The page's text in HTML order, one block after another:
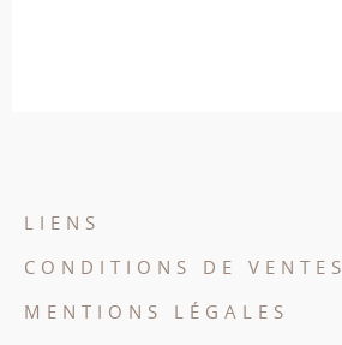
LIENS
CONDITIONS DE VENTES
MENTIONS LÉGALES